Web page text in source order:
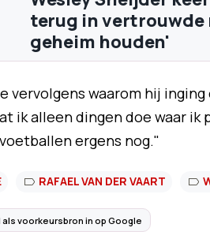
terug in vertrouwde
geheim houden'
vervolgens waarom hij
ik alleen dingen doe waar ik
ergens nog."
RAFAEL VAN DER VAART
voorkeursbron in op Google